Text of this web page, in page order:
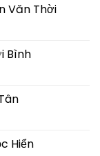
Văn Thời
Bình
Hiển